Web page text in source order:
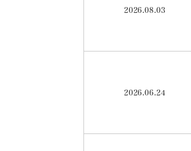
2026.08.03
2026.06.24